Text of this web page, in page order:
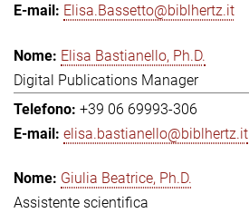
Elisa.Bassetto@biblhertz.it
Elisa Bastianello, Ph.D.
Digital Publications Manager
+39 06 69993-306
elisa.bastianello@biblhertz.it
Giulia Beatrice, Ph.D.
Assistente scientifica